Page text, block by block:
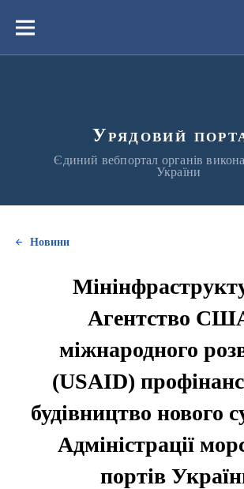
вмістуМеню
Урядовий
Єдиний вебпортал органів
України
Новини
Агентство
міжнародного
(USAID)
будівництво нового
Адміністрації
портів